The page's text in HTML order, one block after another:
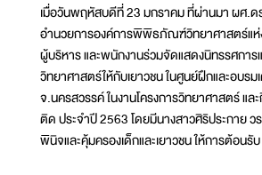
เมื่อวันพฤหัสบดีที่ 23 มกราคม ที่ผ่านมา ผศ.ด
อำนวยการองค์การพิพิธภัณฑ์วิทยาศาสตร์แ
ผู้บริหาร และพนักงานร่วมจัดแสดงนิทรรศการ
วิทยาศาสตร์ให้กับเยาวชน ในศูนย์ฝึกและอบรม
จ.นครสวรรค์ ในงานโครงการวิทยาศาสตร์ แ
ติด ประจำปี 2563 โดยมีนางสาวศิริประกาย
พินิจและคุ้มครองเด็กและเยาวชน ให้การต้อนรับ